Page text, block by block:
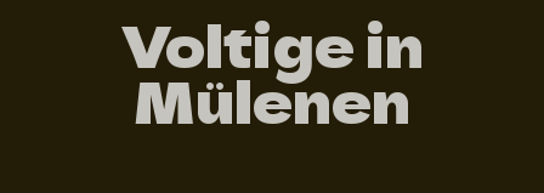
Voltige in
Mülenen